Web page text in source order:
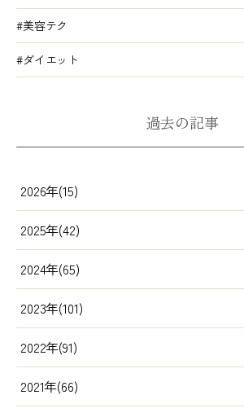
#美容テク
#ダイエット
過去の記事
2026年(15)
2025年(42)
2024年(65)
2023年(101)
2022年(91)
2021年(66)